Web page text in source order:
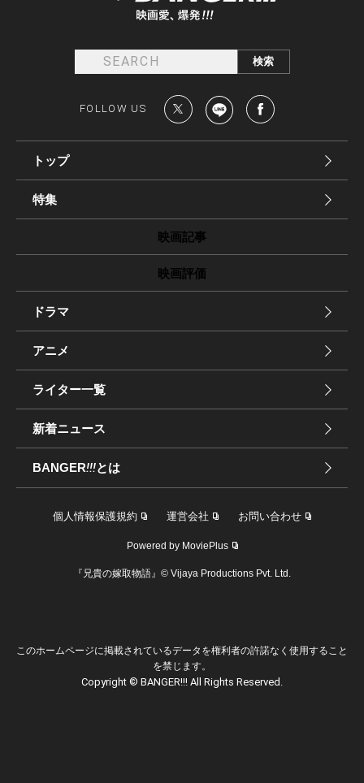
FOLLOW US
トップ
特集
映画記事
映画評価
ドラマ
アニメ
ライター一覧
新着ニュース
BANGER!!!とは
個人情報保護規約 運営会社 お問い合わせ
Powered by MoviePlus
『兄貴の嫁取物語』© Vijaya Productions Pvt. Ltd.
このホームページに掲載されているデータを権利者の許諾なく使用すること
を禁じます。
Copyright © BANGER!!! All Rights Reserved.